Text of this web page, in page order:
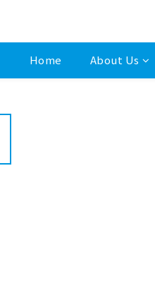
Home About Us